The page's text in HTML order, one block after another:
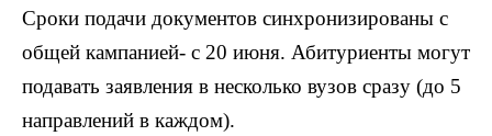
Сроки подачи документов синхронизированы с
общей кампанией- с 20 июня. Абитуриенты могут
подавать заявления в несколько вузов сразу (до 5
направлений в каждом).